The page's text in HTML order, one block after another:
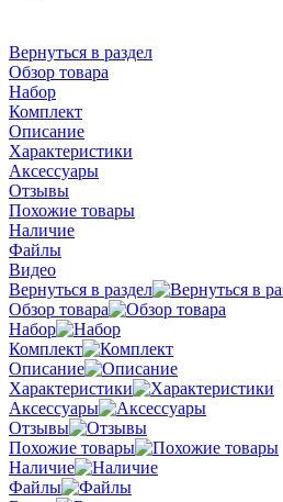
Вернуться в раздел
Обзор товара
Набор
Комплект
Описание
Характеристики
Аксессуары
Отзывы
Похожие товары
Наличие
Файлы
Видео
Вернуться в раздел
Обзор товара
Набор
Комплект
Описание
Характеристики
Аксессуары
Отзывы
Похожие товары
Наличие
Файлы